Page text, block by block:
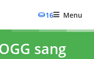
16 Menu
sang